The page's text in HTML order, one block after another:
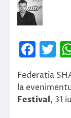
Federatia
la
Festival, 31